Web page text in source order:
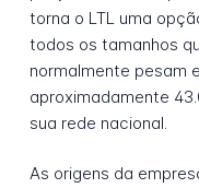
torna o LTL uma
todos os tamanhos
normalmente pesam
aproximadamente
sua rede nacional.
As origens da